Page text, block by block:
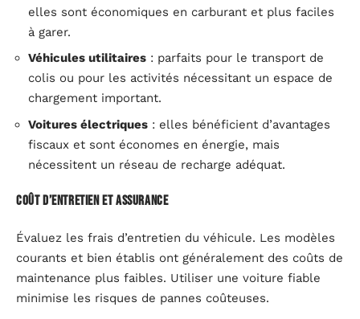
elles sont économiques en carburant et plus faciles
à garer.
Véhicules utilitaires : parfaits pour le transport de
colis ou pour les activités nécessitant un espace de
chargement important.
Voitures électriques : elles bénéficient d’avantages
fiscaux et sont économes en énergie, mais
nécessitent un réseau de recharge adéquat.
Coût d’entretien et assurance
Évaluez les frais d’entretien du véhicule. Les modèles
courants et bien établis ont généralement des coûts de
maintenance plus faibles. Utiliser une voiture fiable
minimise les risques de pannes coûteuses.